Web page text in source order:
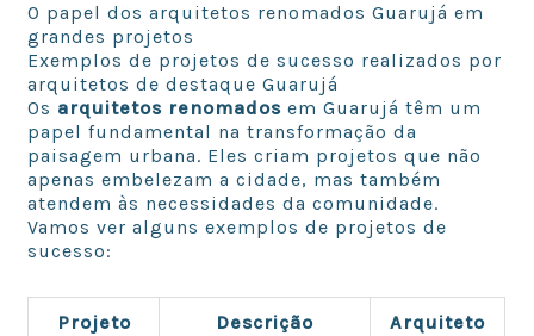
O papel dos arquitetos renomados Guarujá em
grandes projetos
Exemplos de projetos de sucesso realizados por
arquitetos de destaque Guarujá
Os arquitetos renomados em Guarujá têm um
papel fundamental na transformação da
paisagem urbana. Eles criam projetos que não
apenas embelezam a cidade, mas também
atendem às necessidades da comunidade.
Vamos ver alguns exemplos de projetos de
sucesso:
Projeto Descrição Arquiteto